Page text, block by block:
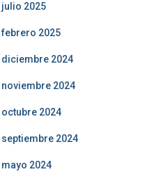
julio 2025
febrero 2025
diciembre 2024
noviembre 2024
octubre 2024
septiembre 2024
mayo 2024